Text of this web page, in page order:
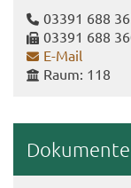
03391 688
03391 688
E-​Mail
Raum: 118
Do­ku­men­te